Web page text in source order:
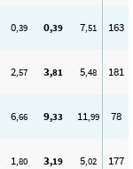
0,39 0,39 7,51 163
2,57 3,81 5,48 181
6,66 9,33 11,99 78
1,80 3,19 5,02 177